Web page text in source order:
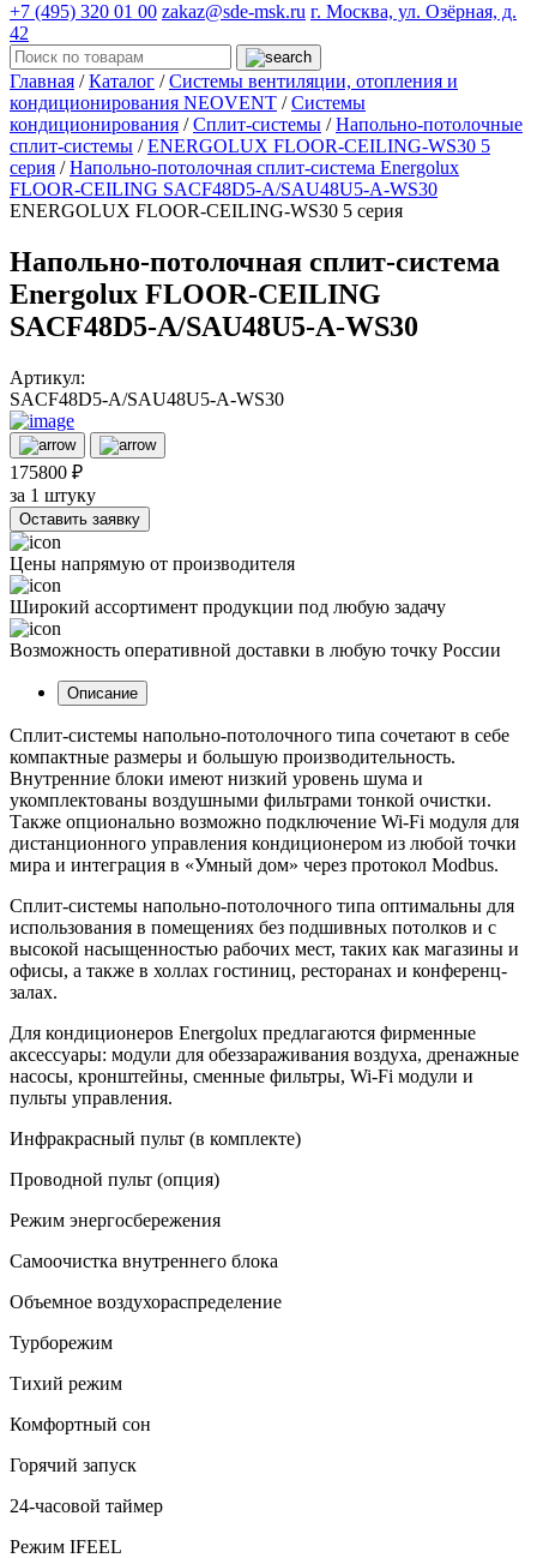
+7 (495) 320 01 00 zakaz@sde-msk.ru г. Москва, ул. Озёрная, д.
42
Главная / Каталог / Системы вентиляции, отопления и
кондиционирования NEOVENT / Системы
кондиционирования / Сплит-системы / Напольно-потолочные
сплит-системы / ENERGOLUX FLOOR-CEILING-WS30 5
серия / Напольно-потолочная сплит-система Energolux
FLOOR-CEILING SACF48D5-A/SAU48U5-A-WS30
ENERGOLUX FLOOR-CEILING-WS30 5 серия
Напольно-потолочная сплит-система
Energolux FLOOR-CEILING
SACF48D5-A/SAU48U5-A-WS30
Артикул:
SACF48D5-A/SAU48U5-A-WS30
175800 ₽
за 1 штуку
Оставить заявку
Цены напрямую от производителя
Широкий ассортимент продукции под любую задачу
Возможность оперативной доставки в любую точку России
Описание
Сплит-системы напольно-потолочного типа сочетают в себе
компактные размеры и большую производительность.
Внутренние блоки имеют низкий уровень шума и
укомплектованы воздушными фильтрами тонкой очистки.
Также опционально возможно подключение Wi-Fi модуля для
дистанционного управления кондиционером из любой точки
мира и интеграция в «Умный дом» через протокол Modbus.
Сплит-системы напольно-потолочного типа оптимальны для
использования в помещениях без подшивных потолков и с
высокой насыщенностью рабочих мест, таких как магазины и
офисы, а также в холлах гостиниц, ресторанах и конференц-
залах.
Для кондиционеров Energolux предлагаются фирменные
аксессуары: модули для обеззараживания воздуха, дренажные
насосы, кронштейны, сменные фильтры, Wi-Fi модули и
пульты управления.
Инфракрасный пульт (в комплекте)
Проводной пульт (опция)
Режим энергосбережения
Самоочистка внутреннего блока
Объемное воздухораспределение
Турборежим
Тихий режим
Комфортный сон
Горячий запуск
24-часовой таймер
Режим IFEEL